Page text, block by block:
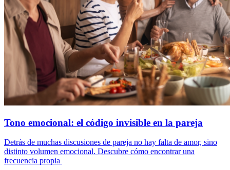
Tono emocional: el código invisible en la pareja
Detrás de muchas discusiones de pareja no hay falta de amor, sino
distinto volumen emocional. Descubre cómo encontrar una
frecuencia propia